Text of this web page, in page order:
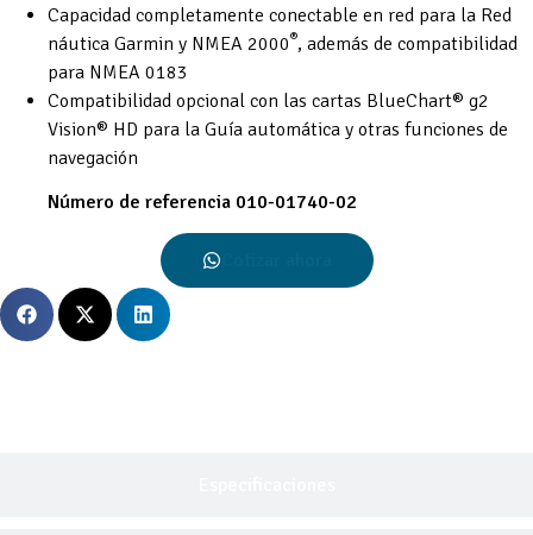
Capacidad completamente conectable en red para la Red
náutica Garmin y NMEA 2000®, además de compatibilidad
para NMEA 0183
Compatibilidad opcional con las cartas BlueChart® g2
Vision® HD para la Guía automática y otras funciones de
navegación
Número de referencia 010-01740-02